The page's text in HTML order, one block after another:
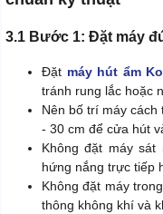
3.1 Bước 1: Đặt máy
Đặt máy hút ẩm
tránh rung lắc hoặc
Nên bố trí máy
- 30 cm để cửa hút
Không đặt máy
hứng nắng trực tiếp
Không đặt máy
thông không khí và